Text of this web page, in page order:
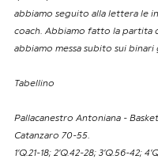
abbiamo seguito alla lettera le
coach. Abbiamo fatto la partita
abbiamo messa subito sui binari
Tabellino
Pallacanestro Antoniana -
Catanzaro 70-55.
1’Q.21-18; 2’Q.42-28; 3’Q.56-42;